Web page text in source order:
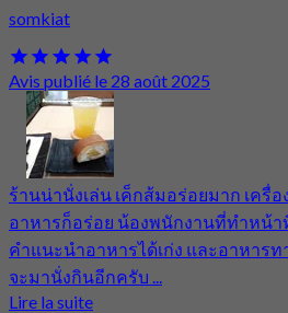
somkiat
Avis publié le 28 août 2025
ร้านน่านั่งเล่น เค็กส้มอร่อยมาก เครื่
อาหารก็อร่อย น้องพนักงานที่ทำหน้า
คำแนะนำอาหารได้เก่ง และอาหาร
จะมานั่งกินอีกครับ ...
Lire la suite